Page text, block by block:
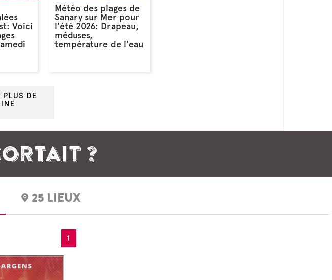
Voici
Météo des plages de
Sanary sur Mer pour
l'été 2026: Drapeau,
méduses,
température de l'eau
PLUS DE
?
25 LIEUX
1